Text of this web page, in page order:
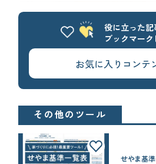
役に立った記
ブックマーク
お気に入りコンテ
その他のツール
せやま基